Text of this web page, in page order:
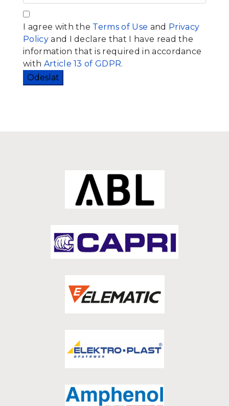
I agree with the Terms of Use and Privacy
Policyand I declare that I have read the
information that is required in accordance
with Article 13 of GDPR.
Odeslat